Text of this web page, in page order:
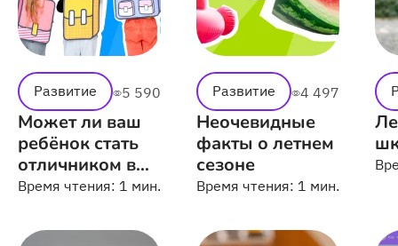
Развитие 5 590
Может ли ваш
ребёнок стать
отличником в
школе
Время чтения: 1 мин.
Развитие 4 497
Неочевидные
факты о летнем
сезоне
Время чтения: 1 мин.